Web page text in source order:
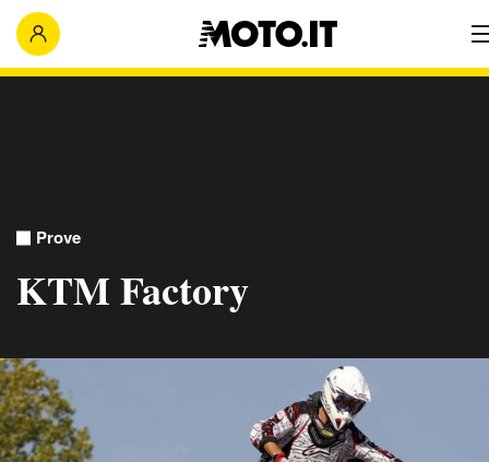
Prove
KTM Factory